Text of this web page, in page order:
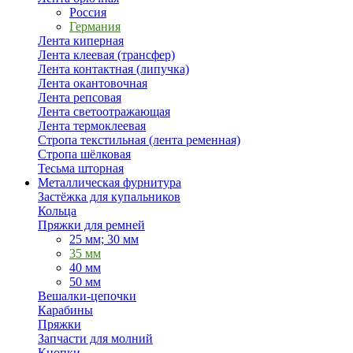
Россия
Германия
Лента киперная
Лента клеевая (трансфер)
Лента контактная (липучка)
Лента окантовочная
Лента репсовая
Лента светоотражающая
Лента термоклеевая
Стропа текстильная (лента ременная)
Стропа шёлковая
Тесьма шторная
Металлическая фурнитура
Застёжка для купальников
Кольца
Пряжки для ремней
25 мм; 30 мм
35 мм
40 мм
50 мм
Вешалки-цепочки
Карабины
Пряжки
Запчасти для молний